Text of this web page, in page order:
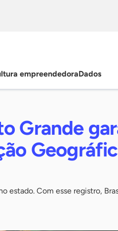
empreendedoraDados
Grande
estado. Com esse registro,